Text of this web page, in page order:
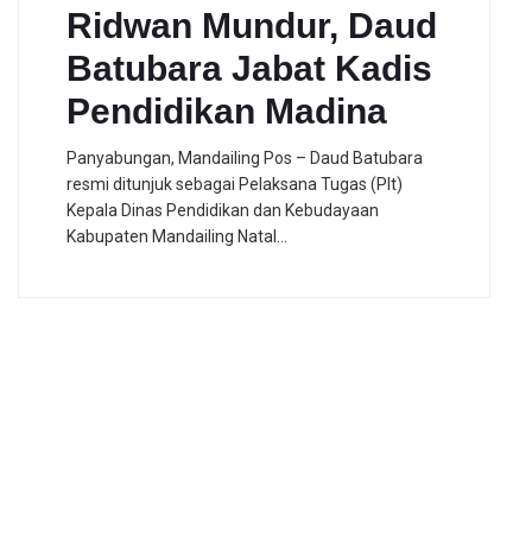
Ridwan Mundur, Daud
Batubara Jabat Kadis
Pendidikan Madina
Panyabungan, Mandailing Pos – Daud Batubara
resmi ditunjuk sebagai Pelaksana Tugas (Plt)
Kepala Dinas Pendidikan dan Kebudayaan
Kabupaten Mandailing Natal…